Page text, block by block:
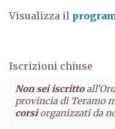
Visualizza il
Iscrizioni chiuse
Non sei iscritto
provincia di Teramo
corsiorganizzati da